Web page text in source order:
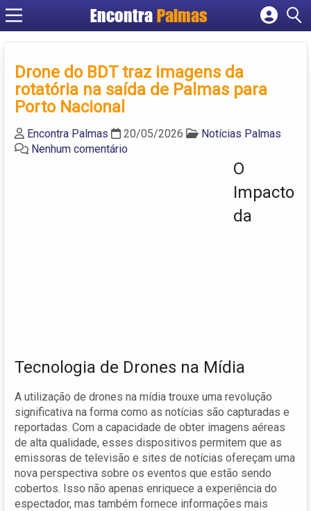
Encontra Palmas
Cadastrar empresa
Criar conta
Drone do BDT traz imagens da
rotatória na saída de Palmas para
Porto Nacional
Encontra Palmas 20/05/2026
Notícias Palmas
Nenhum comentário
O
Impacto
da
Tecnologia de Drones na Mídia
A utilização de drones na mídia trouxe uma revolução
significativa na forma como as notícias são capturadas e
reportadas. Com a capacidade de obter imagens aéreas
de alta qualidade, esses dispositivos permitem que as
emissoras de televisão e sites de notícias ofereçam uma
nova perspectiva sobre os eventos que estão sendo
cobertos. Isso não apenas enriquece a experiência do
espectador, mas também fornece informações mais